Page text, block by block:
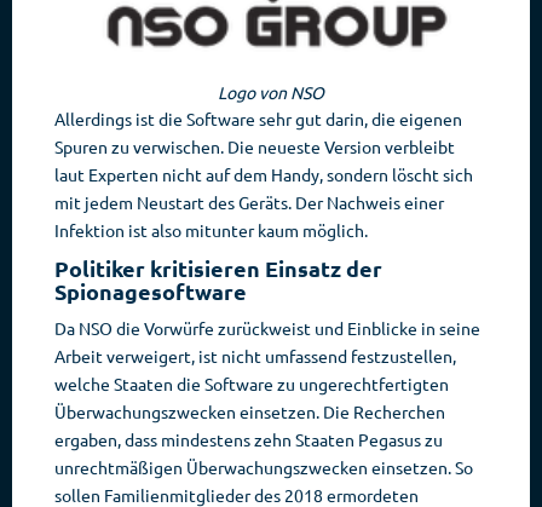
Logo von NSO
Allerdings ist die Software sehr gut darin, die eigenen
Spuren zu verwischen. Die neueste Version verbleibt
laut Experten nicht auf dem Handy, sondern löscht sich
mit jedem Neustart des Geräts. Der Nachweis einer
Infektion ist also mitunter kaum möglich.
Politiker kritisieren Einsatz der
Spionagesoftware
Da NSO die Vorwürfe zurückweist und Einblicke in seine
Arbeit verweigert, ist nicht umfassend festzustellen,
welche Staaten die Software zu ungerechtfertigten
Überwachungszwecken einsetzen. Die Recherchen
ergaben, dass mindestens zehn Staaten Pegasus zu
unrechtmäßigen Überwachungszwecken einsetzen. So
sollen Familienmitglieder des 2018 ermordeten